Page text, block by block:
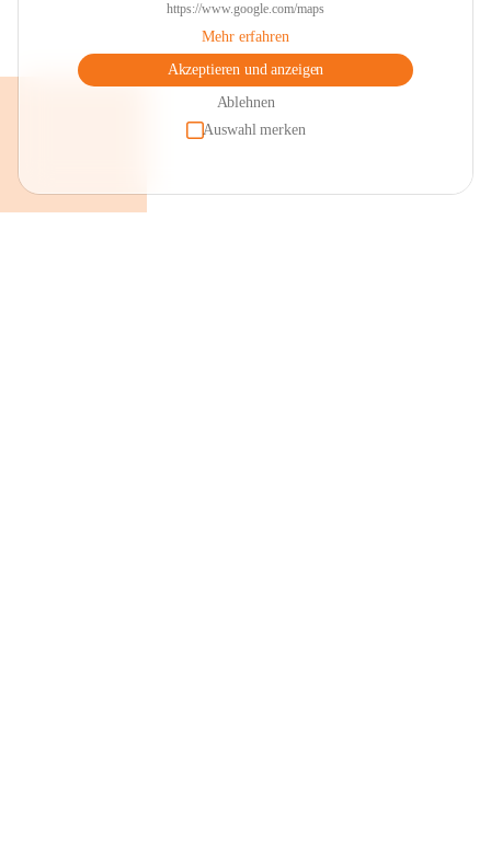
https://www.google.com/maps
Mehr erfahren
Akzeptieren und anzeigen
Ablehnen
Auswahl merken